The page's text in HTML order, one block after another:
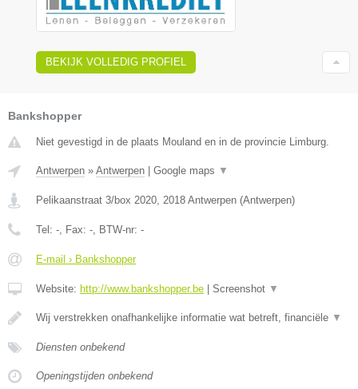
BEKIJK VOLLEDIG PROFIEL
Bankshopper
Niet gevestigd in de plaats Mouland en in de provincie Limburg.
Antwerpen » Antwerpen Google maps ▼
Pelikaanstraat 3/box 2020 2018 Antwerpen (Antwerpen)
Tel: - , Fax: - , BTW-nr: -
E-mail › Bankshopper
Website: http://www.bankshopper.be Screenshot ▼
Wij verstrekken onafhankelijke informatie wat betreft, financiële ▼
Diensten onbekend
Openingstijden onbekend